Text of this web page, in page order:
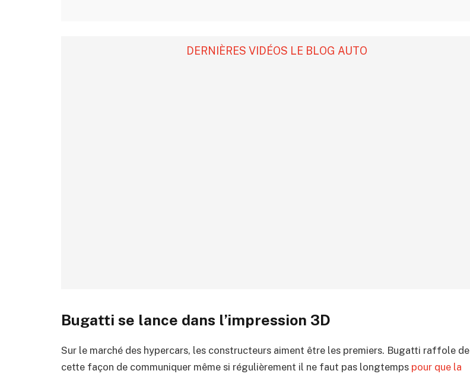
DERNIÈRES VIDÉOS LE BLOG AUTO
Bugatti se lance dans l’impression 3D
Sur le marché des hypercars, les constructeurs aiment être les premiers. Bugatti raffole de
cette façon de communiquer même si régulièrement il ne faut pas longtemps pour que la